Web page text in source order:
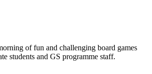
of fun and challenging board games
students and GS programme staff.